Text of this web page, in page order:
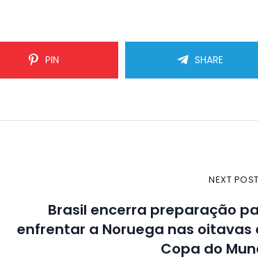
PIN SHARE
NEXT
Brasil encerra preparação
enfrentar a Noruega nas oitavas
Copa do